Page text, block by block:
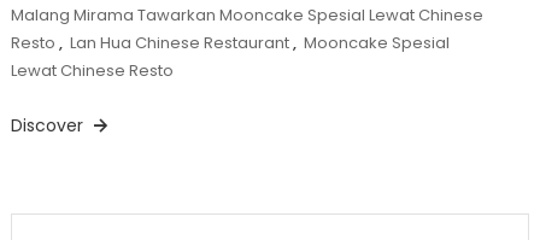
Malang Mirama Tawarkan Mooncake Spesial Lewat Chinese
Resto , Lan Hua Chinese Restaurant, Mooncake Spesial
Lewat Chinese Resto
Discover